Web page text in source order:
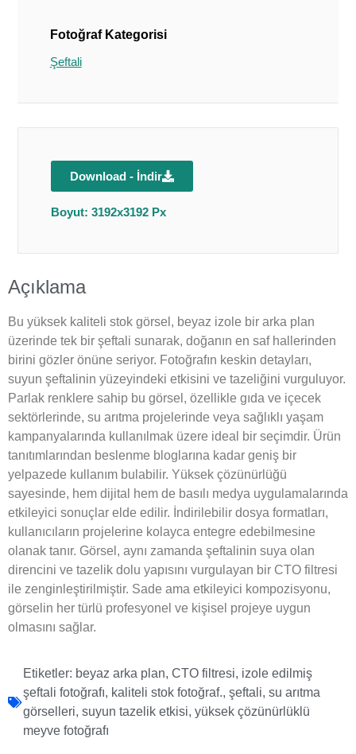
Fotoğraf Kategorisi
Şeftali
Download - İndir
Boyut: 3192x3192 Px
Açıklama
Bu yüksek kaliteli stok görsel, beyaz izole bir arka plan
üzerinde tek bir şeftali sunarak, doğanın en saf hallerinden
birini gözler önüne seriyor. Fotoğrafın keskin detayları,
suyun şeftalinin yüzeyindeki etkisini ve tazeliğini vurguluyor.
Parlak renklere sahip bu görsel, özellikle gıda ve içecek
sektörlerinde, su arıtma projelerinde veya sağlıklı yaşam
kampanyalarında kullanılmak üzere ideal bir seçimdir. Ürün
tanıtımlarından beslenme bloglarına kadar geniş bir
yelpazede kullanım bulabilir. Yüksek çözünürlüğü
sayesinde, hem dijital hem de basılı medya uygulamalarında
etkileyici sonuçlar elde edilir. İndirilebilir dosya formatları,
kullanıcıların projelerine kolayca entegre edebilmesine
olanak tanır. Görsel, aynı zamanda şeftalinin suya olan
direncini ve tazelik dolu yapısını vurgulayan bir CTO filtresi
ile zenginleştirilmiştir. Sade ama etkileyici kompozisyonu,
görselin her türlü profesyonel ve kişisel projeye uygun
olmasını sağlar.
Etiketler: beyaz arka plan, CTO filtresi, izole edilmiş
şeftali fotoğrafı, kaliteli stok fotoğraf., şeftali, su arıtma
görselleri, suyun tazelik etkisi, yüksek çözünürlüklü
meyve fotoğrafı